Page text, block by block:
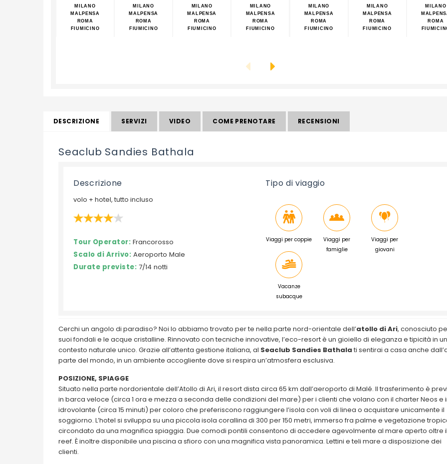
MILANO
MALPENSA
ROMA
FIUMICINO
MILANO
MALPENSA
ROMA
FIUMICINO
MILANO
MALPENSA
ROMA
FIUMICINO
MILANO
MALPENSA
ROMA
FIUMICINO
MILANO
MALPENSA
ROMA
FIUMICINO
MILANO
MALPENSA
ROMA
FIUMICINO
MILANO
ROMA
DESCRIZIONE SERVIZI VIDEO COME PRENOTARE RECENSIONI
Seaclub Sandies Bathala
Descrizione
volo + hotel, tutto incluso
Tour Operator: Francorosso
Scalo di Arrivo: Aeroporto Male
Durate previste: 7/14 notti
Tipo di viaggio
Viaggi per coppie
Viaggi per
famiglie
Viaggi per
giovani
Vacanze
subacque
Cerchi un angolo di paradiso? Noi lo abbiamo trovato per te nella parte nord-orientale dell’atollo di Ari, conosciuto
suoi fondali e le acque cristalline. Rinnovato con tecniche innovative, l’eco-resort è un gioiello di eleganza e tipicità in un
contesto naturale unico. Grazie all’attenta gestione italiana, al Seaclub Sandies Bathala ti sentirai a casa anche
parte del mondo, in un ambiente accogliente dove si respira un’atmosfera esclusiva.
POSIZIONE, SPIAGGE
Situato nella parte nordorientale dell’Atollo di Ari, il resort dista circa 65 km dall’aeroporto di Malé. Il trasferimento è
in barca veloce (circa 1 ora e mezza a seconda delle condizioni del mare) per i clienti che volano con il charter Neos e
idrovolante (circa 15 minuti) per coloro che preferiscono raggiungere l’isola con voli di linea o acquistare unicamente il
soggiorno. L’hotel si sviluppa su una piccola isola corallina di 300 per 150 metri, immerso fra palme e vegetazione
circondato da una magnifica spiaggia. Due comodi pontili consentono di accedere agevolmente al mare aperto oltre il
reef. È inoltre disponibile una piscina a sfioro con una magnifica vista panoramica. Lettini e teli mare a disposizione dei
clienti.